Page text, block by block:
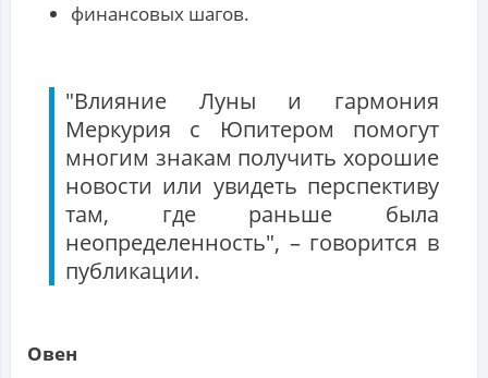
финансовых шагов.
"Влияние Луны и гармония
Меркурия с Юпитером помогут
многим знакам получить хорошие
новости или увидеть перспективу
там, где раньше была
неопределенность", – говорится в
публикации.
Овен